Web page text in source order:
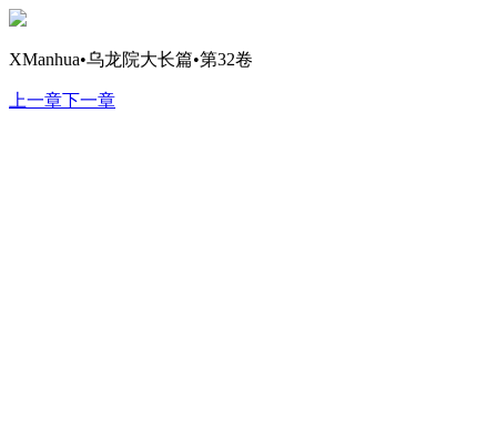
XManhua•乌龙院大长篇•第32卷
上一章下一章